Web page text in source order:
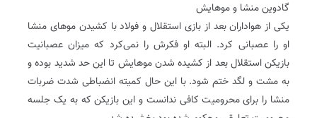
گادوین منشا و موهایش
یکی از هواداران بعد از بازی استقلال و فولاد با کشیدن موهای منشا
او را عصبانی کرد. البته او فکرش را نمی‌کرد که میزان عصبانیت
بازیکن استقلال بعد از کشیده شدن موهایش تا این حد شدید بوده و
به مشت و لگد ختم شود. با این حال کمیته انضباطی شدت ضربات
منشا را برای محرومیت کافی ندانست و این بازیکن که به یک جلسه